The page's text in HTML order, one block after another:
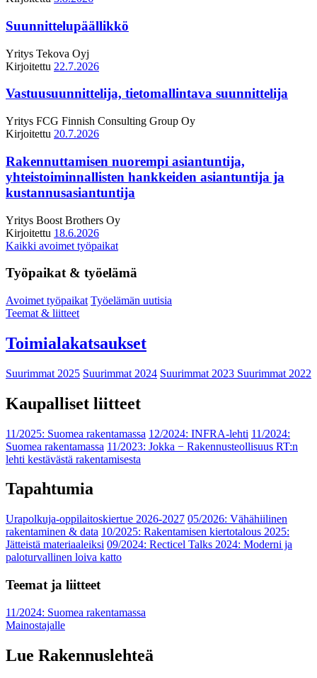
Suunnittelupäällikkö
Yritys Tekova Oyj
Kirjoitettu 22.7.2026
Vastuusuunnittelija, tietomallintava suunnittelija
Yritys FCG Finnish Consulting Group Oy
Kirjoitettu 20.7.2026
Rakennuttamisen nuorempi asiantuntija,
yhteistoiminnallisten hankkeiden asiantuntija ja
kustannusasiantuntija
Yritys Boost Brothers Oy
Kirjoitettu 18.6.2026
Kaikki avoimet työpaikat
Työpaikat & työelämä
Avoimet työpaikat Työelämän uutisia
Teemat & liitteet
Toimialakatsaukset
Suurimmat 2025 Suurimmat 2024 Suurimmat 2023 Suurimmat 2022
Kaupalliset liitteet
11/2025: Suomea rakentamassa 12/2024: INFRA-lehti 11/2024:
Suomea rakentamassa 11/2023: Jokka − Rakennusteollisuus RT:n
lehti kestävästä rakentamisesta
Tapahtumia
Urapolkuja-oppilaitoskiertue 2026-2027 05/2026: Vähähiilinen
rakentaminen & data 10/2025: Rakentamisen kiertotalous 2025:
Jätteistä materiaaleiksi 09/2024: Recticel Talks 2024: Moderni ja
paloturvallinen loiva katto
Teemat ja liitteet
11/2024: Suomea rakentamassa
Mainostajalle
Lue Rakennuslehteä